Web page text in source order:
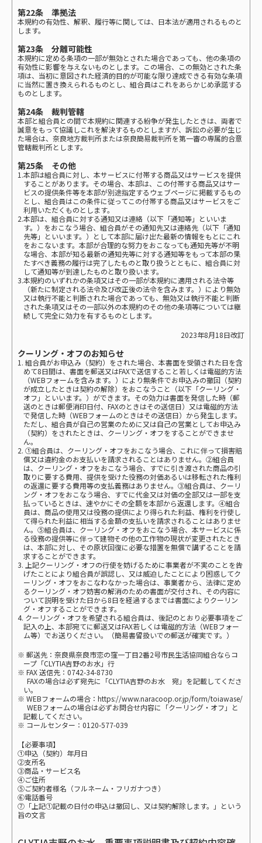
第22条 準拠法
本規約の有効性、解釈、履行等に関しては、日本法が適用されるものと
します。
第23条 分離可能性
本規約に定める条項の一部が無効とされた場合であっても、他の条項の
有効性に影響を与えないものとします。この場合、この無効とされた条
項は、当初に意図された経済的目的が可能な限り達成できる有効な条項
に当然に置き換えられるものとし、組合員はこれをあらかじめ承諾する
ものとします。
第24条 裁判管轄
本部と組合員との間で本規約に関連する紛争が発生したときは、両者で
誠意をもって協議しこれを解決するものとしますが、訴訟の必要が生じ
た場合は、奈良地方裁判所または奈良簡易裁判所を第一審の専属的合意
管轄裁判所とします。
第25条 その他
1.本部は組合員に対し、本サービスに付帯する商品又はサービスを提供
することがあります。その場合、本部は、この付帯する商品又はサー
ビスの提供条件等を本部が別途指定するウェブページに掲載するもの
とし、組合員はこの条件に従ってこの付帯する商品又はサービスをご
利用いただくものとします。
2.本部は、組合員に対する通知又は連絡（以下「通知等」といいま
す。）をおこなう場合、組合員がその通知先又は連絡先（以下「通知
先等」といいます。）として本部に届け出た最新の情報をもとにこれ
をおこないます。本部が合理的な努力をおこなっても通知先等が不明
な場合、本部が知る最新の通知先等に対する通知等をもって本部の果
たすべき義務の履行は完了したものと取り扱うとともに、組合員に対
して通知等が到達したものと取り扱います。
3.本規約のいずれかの条項又はその一部が本規約に適用される法令等
（新たに制定される法令及び改正後の法令を含みます。）により無効
又は執行不能と判断された場合であっても、無効又は執行不能と判断
された条項又はその一部以外の本規約のその他の条項等については継
続して完全に効力を有するものとします。
2023年8月18日改訂
クーリング・オフのお知らせ
1. 組合員がお申込み（契約）をされた場合、本書面を受領された日を含
めて8日間は、書面を郵送又はFAXで送信すること若しくは電磁的方法
（WEBフォームを含みます。）により無条件でお申込みの撤回（契約
が成立したときは契約の解除）をおこなうこと（以下「クーリング・
オフ」といいます。）ができます。その効力は書面を発信した時（郵
送のときは郵便消印日付、FAXのときはその送信日）又は電磁的方法
で発信した時（WEBフォームのときはその送信日）から発生します。
ただし、組合員が自己の営業のために又は自己の営業としてお申込み
（契約）をされたときは、クーリング・オフをすることができませ
ん。
2. ①組合員は、クーリング・オフをおこなう場合、これに伴って損害賠
償又は違約金のお支払いを請求されることはありません。②組合員
は、クーリング・オフをおこなう場合、すでに引き渡された商品の引
取りに要する費用、提供を受けた役務の対価あるいは移転された権利
の返還に要する費用等の支払義務はありません。③組合員は、クーリ
ング・オフをおこなう場合、すでに代金又は対価の全部又は一部を支
払っているときは、速やかにその全額を本部から返還します。④組合
員は、商品の使用又は役務の提供により得られた利益、権利を行使し
て得られた利益に相当する金額の支払いを請求されることはありませ
ん。⑤組合員は、クーリング・オフをおこなう場合、本サービスに係
る役務の提供等に伴って建物その他の工作物の現状が変更されたとき
は、本部に対し、その原状回復に必要な措置を無償で講ずることを請
求することができます。
3. 上記クーリング・オフの行使を妨げるために事業者が不実のことを告
げたことにより組合員が誤認し、又は威迫したことにより困惑してク
ーリング・オフをおこなわなかった場合は、事業者から、法律に定め
るクーリング・オフ妨害の解消のための書面が交付され、その内容に
ついて説明を受けた日から8日を経過するまでは書面によりクーリン
グ・オフすることができます。
4. クーリング・オフを希望される組合員は、後記のとおり必要事項をご
記入の上、本部宛てに郵送又はFAX若しくは電磁的方法（WEBフォー
ム等）でお送りください。（簡易書留扱いでの郵送が確実です。）
※ 郵送先：奈良県奈良市恋の窪一丁目2番2号市民生活協同組合ならコ
ープ「CLYTIA吉野のお水」行
※ FAX 送信先：0742-34-8730
FAXの場合は必ず宛先に「CLYTIA吉野のお水 宛」を記載してくださ
い。
※ WEBフォームの場合： https://www.naracoop.or.jp/form/toiawase/
WEBフォームの場合は必ずお問合せ内容に「クーリング・オフ」と
記載してください。
※ コールセンター： 0120-577-039
【必要事項】
①申込（契約）年月日
②支所名
③商品・サービス名
④ご住所
⑤ご契約者様名（フルネーム・フリガナつき）
⑥電話番号
⑦「上記①記載の日付の申込は撤回し、又は契約解除します。」という
旨の文言